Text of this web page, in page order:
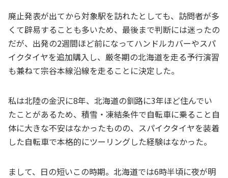
廃止発表が出てから対象駅を訪れたとしても、訪問者が多
くて辟易することも多いため、最後まで判断には迷ったの
だが、出発の2週間ほど前になってハンドルカバーやスパ
イクタイヤを追加購入し、厳冬期の北海道を走る予行演習
も兼ねて宗谷本線沿線を走ることに決定した。
私は北陸の金沢に8年、北海道の釧路に3年ほど住んでい
たことがあるため、積雪・凍結条件で自転車に乗ること自
体に大きな不安はなかったものの、スパイクタイヤを装着
した自転車で本格的にツーリングした経験はなかった。
まして、日の短いこの時期。北海道では6時半頃に夜が明